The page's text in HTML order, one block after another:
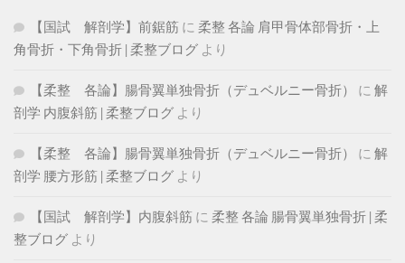
【国試 解剖学】前鋸筋 に 柔整 各論 肩甲骨体部骨折・上
角骨折・下角骨折 | 柔整ブログ より
【柔整 各論】腸骨翼単独骨折（デュベルニー骨折） に 解
剖学 内腹斜筋 | 柔整ブログ より
【柔整 各論】腸骨翼単独骨折（デュベルニー骨折） に 解
剖学 腰方形筋 | 柔整ブログ より
【国試 解剖学】内腹斜筋 に 柔整 各論 腸骨翼単独骨折 | 柔
整ブログ より